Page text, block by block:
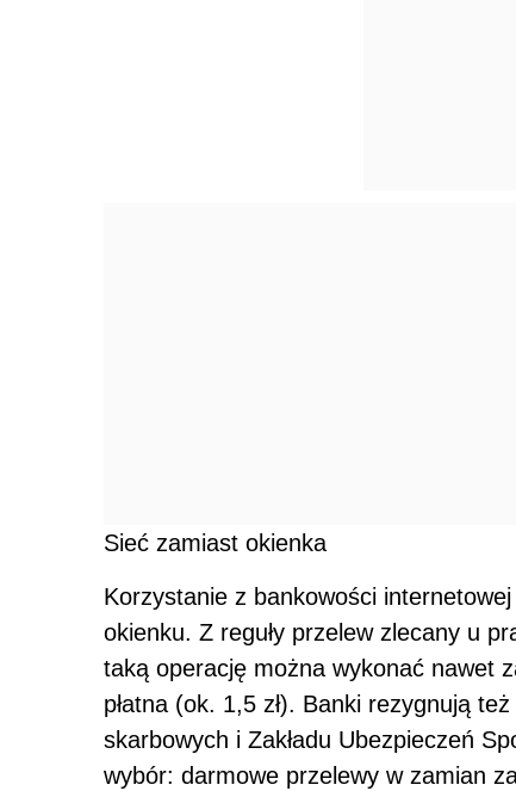
Sieć zamiast okienka
Korzystanie z bankowości
okienku. Z reguły przelew zlecany u
taką operację można wykonać nawet
płatna (ok. 1,5 zł). Banki rezygnują
skarbowych i Zakładu Ubezpieczeń
wybór: darmowe przelewy w zamian